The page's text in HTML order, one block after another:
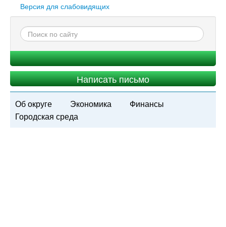
Версия для слабовидящих
Написать письмо
Об округе Экономика
Финансы
Городская среда